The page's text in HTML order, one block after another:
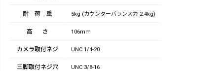
耐荷重 5kg (カウンターバランス力 2.4kg)
高さ 106mm
カメラ取付ネジ UNC 1/4-20
三脚取付ネジ穴 UNC 3/8-16